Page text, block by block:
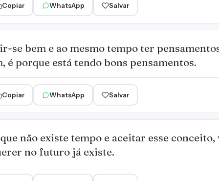
Copiar WhatsApp Salvar
se bem e ao mesmo tempo ter
é porque está tendo bons pensamentos.
Copiar WhatsApp Salvar
não existe tempo e aceitar esse conceito,
no futuro já existe.